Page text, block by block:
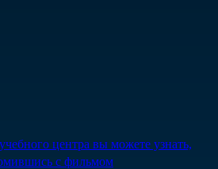
центра вы можете узнать,
с фильмом